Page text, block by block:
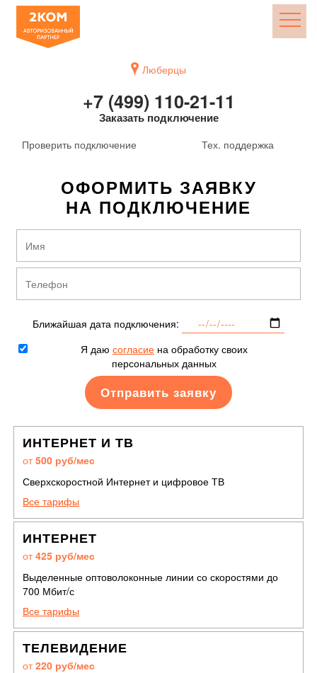
Люберцы
+7 (499) 110-21-11
Заказать подключение
Проверить подключение Тех. поддержка
ОФОРМИТЬ ЗАЯВКУ
НА ПОДКЛЮЧЕНИЕ
Ближайшая дата подключения:
Я даю согласие на обработку своих
персональных данных
ИНТЕРНЕТ И ТВ
от500 руб/мес
Сверхскоростной Интернет и цифровое ТВ
Все тарифы
ИНТЕРНЕТ
от425 руб/мес
Выделенные оптоволоконные линии со скоростями до
700 Мбит/с
Все тарифы
ТЕЛЕВИДЕНИЕ
от220 руб/мес